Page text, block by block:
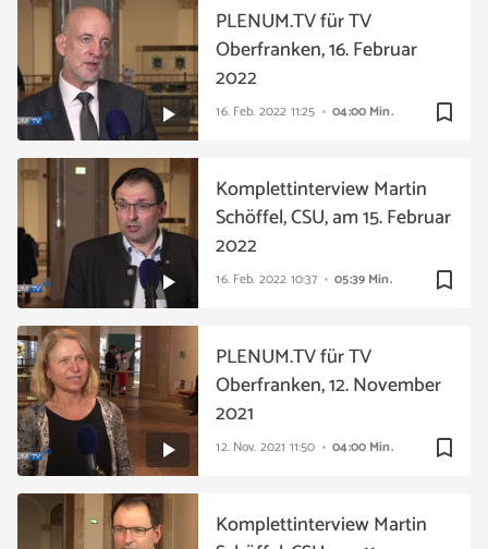
bookmark_border
16. Feb. 2022 11:25 04:00 Min.
PLENUM.TV für TV
Oberfranken, 16. Februar
2022
bookmark_border
16. Feb. 2022 10:37 05:39 Min.
Komplettinterview Martin
Schöffel, CSU, am 15. Februar
2022
bookmark_border
12. Nov. 2021 11:50 04:00 Min.
PLENUM.TV für TV
Oberfranken, 12. November
2021
Komplettinterview Martin